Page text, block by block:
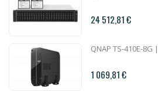
24 512,81 €
1 069,81 €